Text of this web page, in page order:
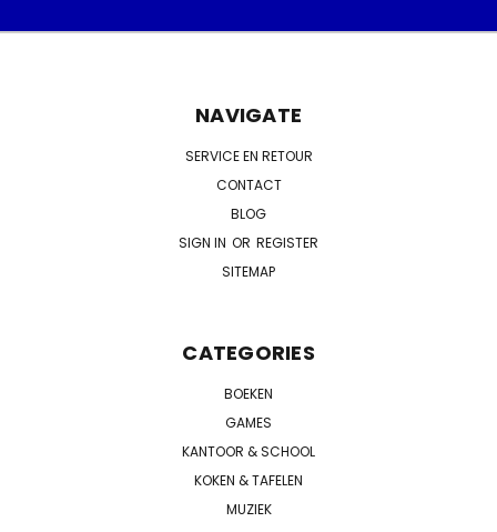
NAVIGATE
SERVICE EN RETOUR
CONTACT
BLOG
SIGN IN OR REGISTER
SITEMAP
CATEGORIES
BOEKEN
GAMES
KANTOOR & SCHOOL
KOKEN & TAFELEN
MUZIEK